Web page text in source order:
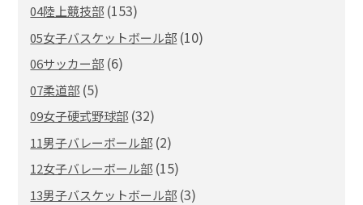
04陸上競技部 (153)
05女子バスケットボール部 (10)
06サッカー部 (6)
07柔道部 (5)
09女子硬式野球部 (32)
11男子バレーボール部 (2)
12女子バレーボール部 (15)
13男子バスケットボール部 (3)